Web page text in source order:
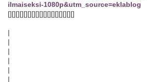
ilmaiseksi-1080p&utm_source=eklablog
[][][][][][][][][][][][][][][][][]
|
|
|
|
|
|